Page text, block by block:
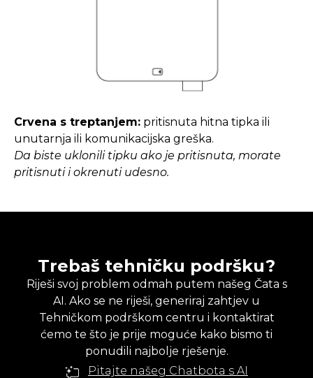
Crvena s treptanjem: pritisnuta hitna tipka ili
unutarnja ili komunikacijska greška.
Da biste uklonili tipku ako je pritisnuta, morate
pritisnuti i okrenuti udesno.
Trebaš tehničku podršku?
Riješi svoj problem odmah putem našeg Čata s
AI. Ako se ne riješi, generiraj zahtjev u
Tehničkom podrškom centru i kontaktirat
ćemo te što je prije moguće kako bismo ti
ponudili najbolje rješenje.
Pitajte našeg Chatbota s AI